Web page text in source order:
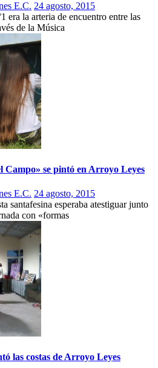
E.C. 24 agosto, 2015
era la arteria de encuentro entre las
de la Música
Campo» se pintó en Arroyo Leyes
E.C. 24 agosto, 2015
santafesina esperaba atestiguar junto
con «formas
las costas de Arroyo Leyes